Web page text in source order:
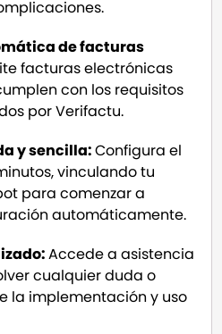
de facturas
facturas electrónicas
con los requisitos
por Verifactu.
y sencilla:Configura el
vinculando tu
para comenzar a
automáticamente.
Accede a asistencia
cualquier duda o
la implementación y uso